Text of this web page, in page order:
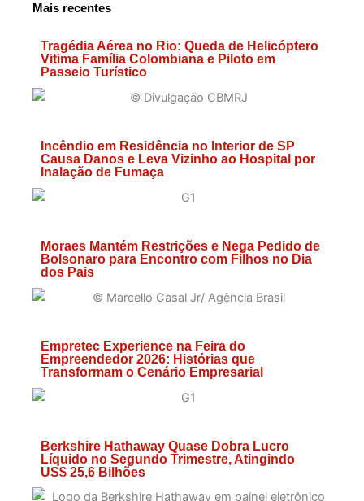
Mais recentes
Tragédia Aérea no Rio: Queda de Helicóptero
Vitima Família Colombiana e Piloto em
Passeio Turístico
Incêndio em Residência no Interior de SP
Causa Danos e Leva Vizinho ao Hospital por
Inalação de Fumaça
Moraes Mantém Restrições e Nega Pedido de
Bolsonaro para Encontro com Filhos no Dia
dos Pais
Empretec Experience na Feira do
Empreendedor 2026: Histórias que
Transformam o Cenário Empresarial
Berkshire Hathaway Quase Dobra Lucro
Líquido no Segundo Trimestre, Atingindo
US$ 25,6 Bilhões